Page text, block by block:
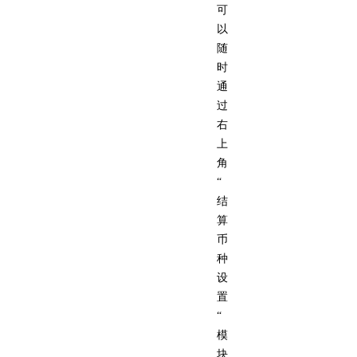
可
以
随
时
通
过
右
上
角
“
结
算
币
种
设
置
“
模
块